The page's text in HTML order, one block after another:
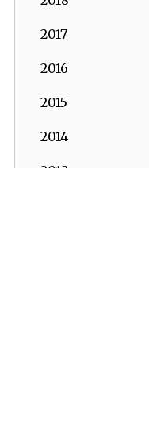
2017
2016
2015
2014
2013